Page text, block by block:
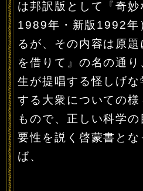
は邦訳版として『奇
1989年・新版1992年
るが、その内容は原
を借りて』の名の通
生が提唱する怪しげ
する大衆についての
もので、正しい科学
要性を説く啓蒙書とな
ば、